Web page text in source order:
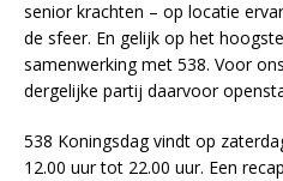
senior krachten – op locatie
de sfeer. En gelijk op het
samenwerking met 538. Voor
dergelijke partij daarvoor
538 Koningsdag vindt op
12.00 uur tot 22.00 uur. Een